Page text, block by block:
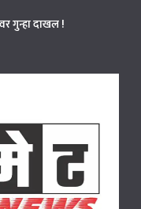
गुन्हा दाखल !